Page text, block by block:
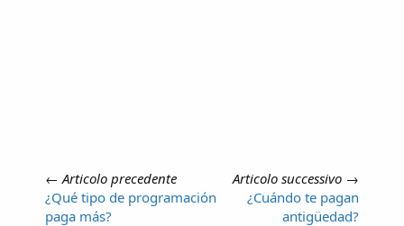
← Articolo precedente
¿Qué tipo de programación
paga más?
Articolo successivo →
¿Cuándo te pagan
antigüedad?